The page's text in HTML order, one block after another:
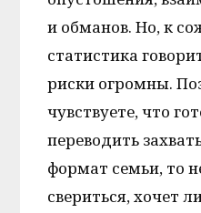
и обманов. Но, к
статистика
риски огромны.
чувствуете, что
переводить
формат семьи, то
свериться, хочет